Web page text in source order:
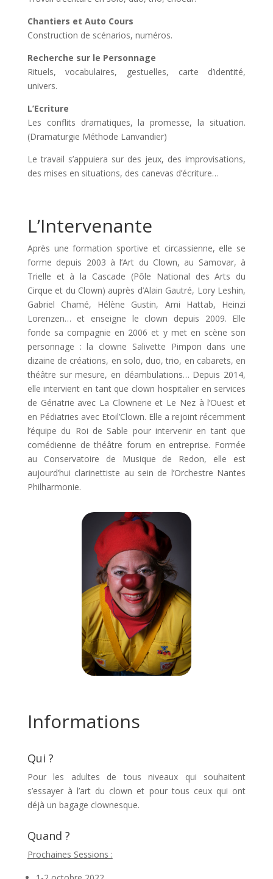
Chantiers et Auto Cours
Construction de scénarios, numéros.
Recherche sur le Personnage
Rituels, vocabulaires, gestuelles, carte d’identité,
univers.
L’Ecriture
Les conflits dramatiques, la promesse, la situation.
(Dramaturgie Méthode Lanvandier)
Le travail s’appuiera sur des jeux, des improvisations,
des mises en situations, des canevas d’écriture…
L’Intervenante
Après une formation sportive et circassienne, elle se
forme depuis 2003 à l’Art du Clown, au Samovar, à
Trielle et à la Cascade (Pôle National des Arts du
Cirque et du Clown) auprès d’Alain Gautré, Lory Leshin,
Gabriel Chamé, Hélène Gustin, Ami Hattab, Heinzi
Lorenzen… et enseigne le clown depuis 2009. Elle
fonde sa compagnie en 2006 et y met en scène son
personnage : la clowne Salivette Pimpon dans une
dizaine de créations, en solo, duo, trio, en cabarets, en
théâtre sur mesure, en déambulations… Depuis 2014,
elle intervient en tant que clown hospitalier en services
de Gériatrie avec La Clownerie et Le Nez à l’Ouest et
en Pédiatries avec Etoil’Clown. Elle a rejoint récemment
l’équipe du Roi de Sable pour intervenir en tant que
comédienne de théâtre forum en entreprise. Formée
au Conservatoire de Musique de Redon, elle est
aujourd’hui clarinettiste au sein de l’Orchestre Nantes
Philharmonie.
Informations
Qui ?
Pour les adultes de tous niveaux qui souhaitent
s’essayer à l’art du clown et pour tous ceux qui ont
déjà un bagage clownesque.
Quand ?
Prochaines Sessions :